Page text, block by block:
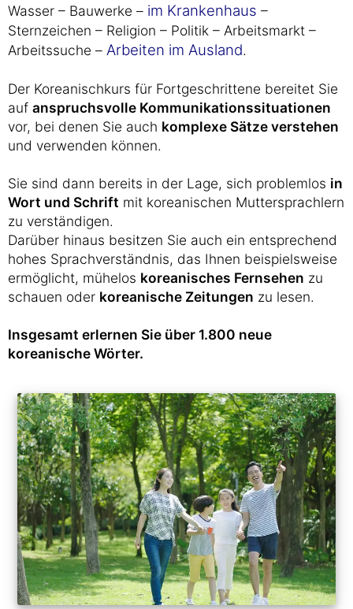
Wasser – Bauwerke – im Krankenhaus –
Sternzeichen – Religion – Politik – Arbeitsmarkt –
Arbeitssuche – Arbeiten im Ausland.
Der Koreanischkurs für Fortgeschrittene bereitet Sie
auf anspruchsvolle Kommunikationssituationen
vor, bei denen Sie auch komplexe Sätze verstehen
und verwenden können.
Sie sind dann bereits in der Lage, sich problemlos in
Wort und Schrift mit koreanischen Muttersprachlern
zu verständigen.
Darüber hinaus besitzen Sie auch ein entsprechend
hohes Sprachverständnis, das Ihnen beispielsweise
ermöglicht, mühelos koreanisches Fernsehen zu
schauen oder koreanische Zeitungen zu lesen.
Insgesamt erlernen Sie über 1.800 neue
koreanische Wörter.